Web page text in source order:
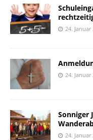
24. Januar
24. Januar
Sonniger
24. Januar